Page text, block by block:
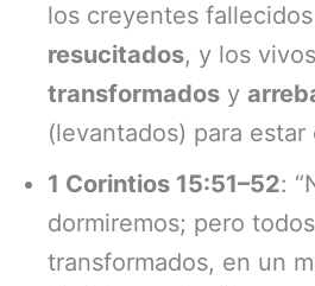
los creyentes
resucitados, y los
transformados y
(levantados) para estar
1 Corintios 15:51–52:
dormiremos; pero
transformados, en un